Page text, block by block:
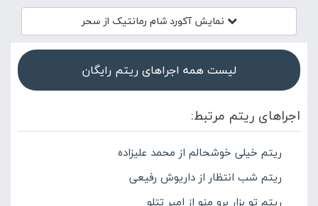
نمایش آکوردشام رمانتیک از سحر
لیست همه اجراهای ریتم رایگان
اجراهای ریتم مرتبط:
ریتم خیلی خوشحالم از محمد علیزاده
ریتم شب انتظار از داریوش رفیعی
ریتم تو بزار برو منو از امیر تتلو